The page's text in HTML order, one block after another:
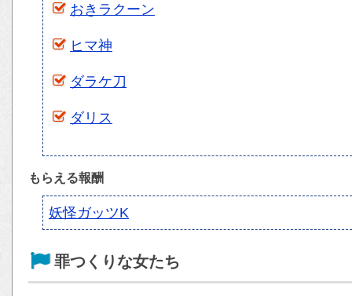
おきラクーン
ヒマ神
ダラケ刀
ダリス
もらえる報酬
妖怪ガッツK
罪つくりな女たち